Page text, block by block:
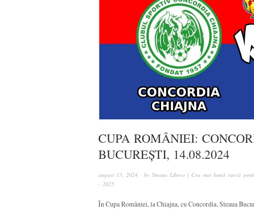
CUPA ROMÂNIEI:
BUCUREȘTI, 14.08.2024
august 13, 2024 · by Steaua Libera | Cea mai bună sursă
- 2025
În Cupa României, la Chiajna, cu Concordia, Steaua